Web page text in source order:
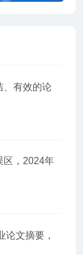
、有效的论
区，2024年
论文摘要，